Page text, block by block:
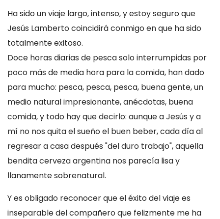
Ha sido un viaje largo, intenso, y estoy seguro que
Jesús Lamberto coincidirá conmigo en que ha sido
totalmente exitoso.
Doce horas diarias de pesca solo interrumpidas por
poco más de media hora para la comida, han dado
para mucho: pesca, pesca, pesca, buena gente, un
medio natural impresionante, anécdotas, buena
comida, y todo hay que decirlo: aunque a Jesús y a
mí no nos quita el sueño el buen beber, cada día al
regresar a casa después "del duro trabajo", aquella
bendita cerveza argentina nos parecía lisa y
llanamente sobrenatural.
Y es obligado reconocer que el éxito del viaje es
inseparable del compañero que felizmente me ha